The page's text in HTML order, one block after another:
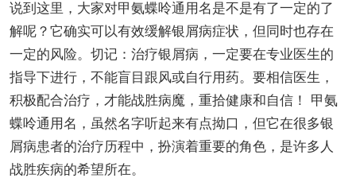
说到这里，大家对甲氨蝶呤通用名是不是有了一定的了
解呢？它确实可以有效缓解银屑病症状，但同时也存在
一定的风险。切记：治疗银屑病，一定要在专业医生的
指导下进行，不能盲目跟风或自行用药。要相信医生，
积极配合治疗，才能战胜病魔，重拾健康和自信！ 甲氨
蝶呤通用名，虽然名字听起来有点拗口，但它在很多银
屑病患者的治疗历程中，扮演着重要的角色，是许多人
战胜疾病的希望所在。